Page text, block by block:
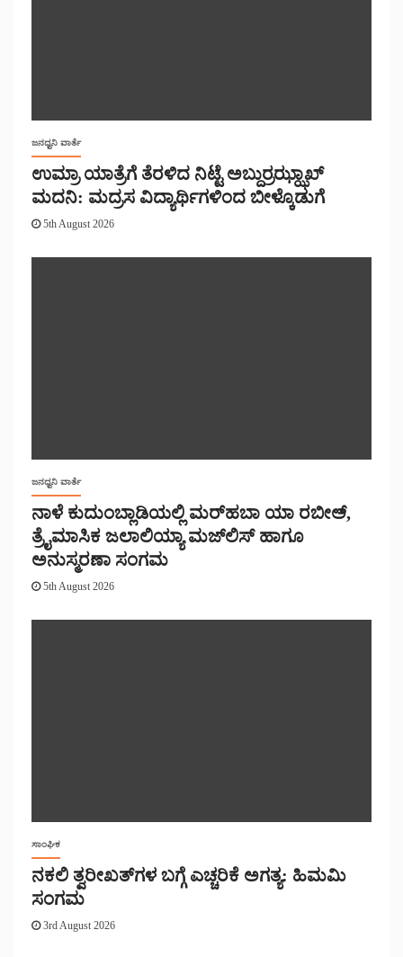
ಜನಧ್ವನಿ ವಾರ್ತೆ
ಉಮ್ರಾ ಯಾತ್ರೆಗೆ ತೆರಳಿದ ನಿಟ್ಟೆ ಅಬ್ದುರ್ರಝ್ಝಾಖ್
ಮದನಿ: ಮದ್ರಸ ವಿದ್ಯಾರ್ಥಿಗಳಿಂದ ಬೀಳ್ಕೊಡುಗೆ
5th August 2026
ಜನಧ್ವನಿ ವಾರ್ತೆ
ನಾಳೆ ಕುದುಂಬ್ಲಾಡಿಯಲ್ಲಿ ಮರ್‌‌ಹಬಾ ಯಾ ರಬೀಅ್,
ತ್ರೈಮಾಸಿಕ ಜಲಾಲಿಯ್ಯಾ ಮಜ್‌‌ಲಿಸ್‌‌ ಹಾಗೂ
ಅನುಸ್ಮರಣಾ ಸಂಗಮ
5th August 2026
ಸಾಂಘಿಕ
ನಕಲಿ ತ್ವರೀಖತ್‌ಗಳ ಬಗ್ಗೆ ಎಚ್ಚರಿಕೆ ಅಗತ್ಯ: ಹಿಮಮಿ
ಸಂಗಮ
3rd August 2026